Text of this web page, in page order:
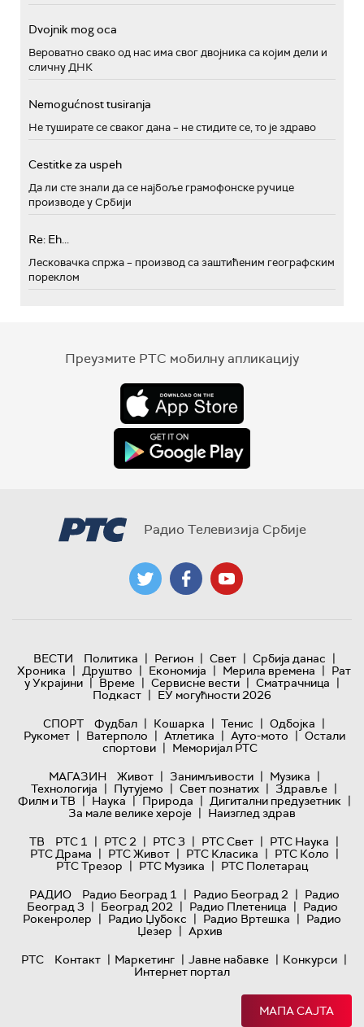
Dvojnik mog oca
Вероватно свако од нас има свог двојника са којим дели и
сличну ДНК
Nemogućnost tusiranja
Не туширате се сваког дана – не стидите се, то је здраво
Cestitke za uspeh
Да ли сте знали да се најбоље грамофонске ручице
производе у Србији
Re: Eh...
Лесковачка спржа – производ са заштићеним географским
пореклом
Преузмите РТС мобилну апликацију
Радио Телевизија Србије
ВЕСТИ Политика | Регион | Свет | Србија данас |
Хроника | Друштво | Економија | Мерила времена | Рат
у Украјини | Време | Сервисне вести | Сматрачница |
Подкаст | ЕУ могућности 2026
СПОРТ
Фудбал | Кошарка | Тенис | Одбојка |
Рукомет | Ватерполо | Атлетика | Ауто-мото | Остали
спортови | Меморијал РТС
МАГАЗИН
Живот | Занимљивости | Музика |
Технологијa | Путујемо | Свет познатих | Здравље |
Филм и ТВ | Наука | Природа | Дигитални предузетник |
За мале велике хероје | Наизглед здрав
ТВ
РТС 1 | РТС 2 | РТС 3 | РТС Свет | РТС Наука |
РТС Драма | РТС Живот | РТС Класика | РТС Коло |
РТС Трезор | РТС Музика | РТС Полетарац
РАДИО
Радио Београд 1 | Радио Београд 2 | Радио
Београд 3 | Београд 202 | Радио Плетеница | Радио
Рокенролер | Радио Џубокс | Радио Вртешка | Радио
Џезер | Архив
РТС
Контакт | Маркетинг | Јавне набавке | Конкурси |
Интернет портал
МАПА САЈТА